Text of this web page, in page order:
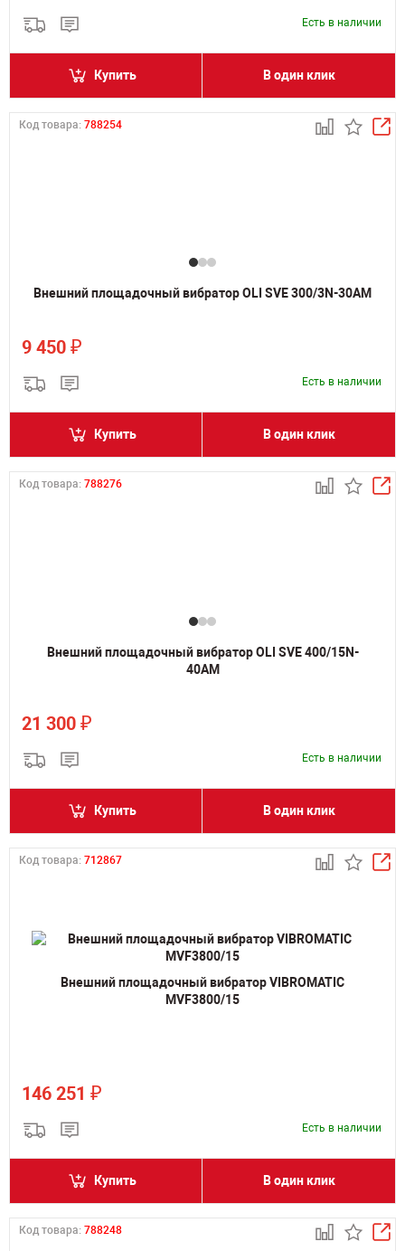
Есть в наличии
Купить В один клик
Код товара: 788254
Внешний площадочный вибратор OLI SVE 300/3N-30AM
9 450 ₽
Есть в наличии
Купить В один клик
Код товара: 788276
Внешний площадочный вибратор OLI SVE 400/15N-
40AM
21 300 ₽
Есть в наличии
Купить В один клик
Код товара: 712867
Внешний площадочный вибратор VIBROMATIC
MVF3800/15
146 251 ₽
Есть в наличии
Купить В один клик
Код товара: 788248